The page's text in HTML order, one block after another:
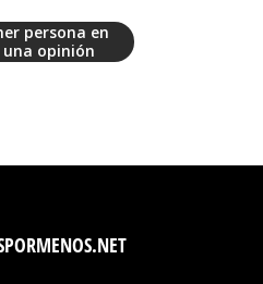
persona en
una opinión